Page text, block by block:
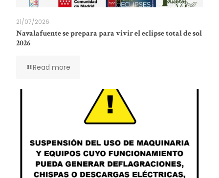
21/07/2026
Navalafuente se prepara para vivir el eclipse total de sol
2026
Read more